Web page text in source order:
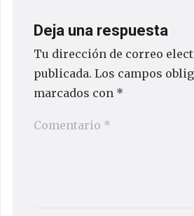
Deja una respuesta
Tu dirección de correo
publicada. Los campos
marcados con *